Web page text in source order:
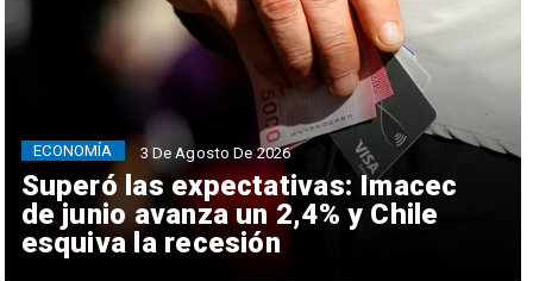
Superó las expectativas: Imacec
de junio avanza un 2,4% y Chile
esquiva la recesión
ECONOMÍA 3 De Agosto De 2026